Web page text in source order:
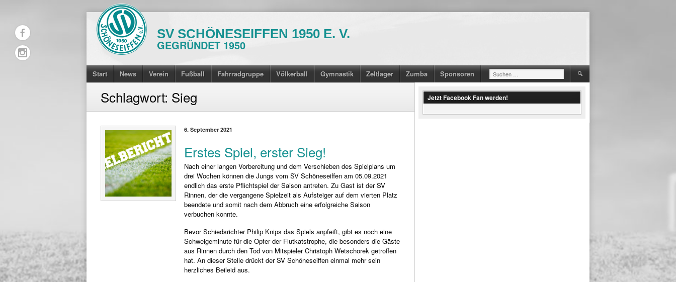
Skip
content
SV SCHÖNESEIFFEN 1950 E. V.
GEGRÜNDET 1950
Start News Verein Fußball Fahrradgruppe Völkerball Gymnastik Zeltlager Zumba Sponsoren
Suchen
nach:
Schlagwort: Sieg
6. September 2021
Erstes Spiel, erster Sieg!
Nach einer langen Vorbereitung und dem Verschieben des Spielplans um
drei Wochen können die Jungs vom SV Schöneseiffen am 05.09.2021
endlich das erste Pflichtspiel der Saison antreten. Zu Gast ist der SV
Rinnen, der die vergangene Spielzeit als Aufsteiger auf dem vierten Platz
beendete und somit nach dem Abbruch eine erfolgreiche Saison
verbuchen konnte.
Bevor Schiedsrichter Philip Knips das Spiels anpfeift, gibt es noch eine
Schweigeminute für die Opfer der Flutkatstrophe, die besonders die Gäste
aus Rinnen durch den Tod von Mitspieler Christoph Wetschorek getroffen
hat. An dieser Stelle drückt der SV Schöneseiffen einmal mehr sein
herzliches Beileid aus.
Jetzt Facebook Fan werden!